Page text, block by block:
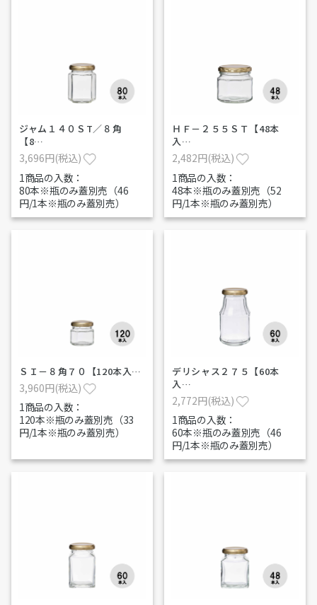
ジャム１４０ＳT／８角
【8…
3,696円(税込)
1商品の入数：
80本※瓶のみ蓋別売（46
円/1本※瓶のみ蓋別売）
ＨＦ－２５５ＳＴ【48本
入…
2,482円(税込)
1商品の入数：
48本※瓶のみ蓋別売（52
円/1本※瓶のみ蓋別売）
ＳＩ－８角７０【120本入…
3,960円(税込)
1商品の入数：
120本※瓶のみ蓋別売（33
円/1本※瓶のみ蓋別売）
デリシャス２７５【60本
入…
2,772円(税込)
1商品の入数：
60本※瓶のみ蓋別売（46
円/1本※瓶のみ蓋別売）